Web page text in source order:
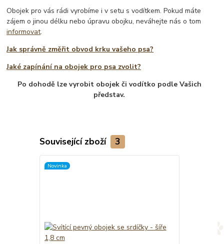
Obojek pro vás rádi vyrobíme i v setu s vodítkem. Pokud máte
zájem o jinou délku nebo úpravu obojku, neváhejte nás o tom
informovat.
Jak správně změřit obvod krku vašeho psa?
Jaké zapínání na obojek pro psa zvolit?
Po dohodě lze vyrobit obojek či vodítko podle Vašich
představ.
Související zboží 3
Novinka